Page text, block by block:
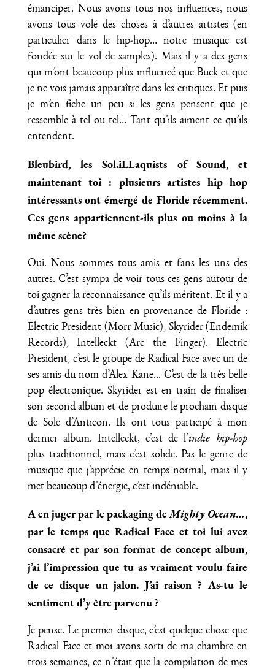
émanciper. Nous avons tous nos influences, nous
avons tous volé des choses à d’autres artistes (en
particulier dans le hip-hop… notre musique est
fondée sur le vol de samples). Mais il y a des gens
qui m’ont beaucoup plus influencé que Buck et que
je ne vois jamais apparaître dans les critiques. Et puis
je m’en fiche un peu si les gens pensent que je
ressemble à tel ou tel… Tant qu’ils aiment ce qu’ils
entendent.
Bleubird, les Sol.iLLaquists of Sound, et
maintenant toi : plusieurs artistes hip hop
intéressants ont émergé de Floride récemment.
Ces gens appartiennent-ils plus ou moins à la
même scène?
Oui. Nous sommes tous amis et fans les uns des
autres. C’est sympa de voir tous ces gens autour de
toi gagner la reconnaissance qu’ils méritent. Et il y a
d’autres gens très bien en provenance de Floride :
Electric President (Morr Music), Skyrider (Endemik
Records), Intelleckt (Arc the Finger). Electric
President, c’est le groupe de Radical Face avec un de
ses amis du nom d’Alex Kane... C’est de la très belle
pop électronique. Skyrider est en train de finaliser
son second album et de produire le prochain disque
de Sole d’Anticon. Ils ont tous participé à mon
dernier album. Intelleckt, c’est de l’indie hip-hop
plus traditionnel, mais c’est solide. Pas le genre de
musique que j’apprécie en temps normal, mais il y
met beaucoup d’énergie, c’est indéniable.
A en juger par le packaging deMighty Ocean…,
par le temps que Radical Face et toi lui avez
consacré et par son format de concept album,
j’ai l’impression que tu as vraiment voulu faire
de ce disque un jalon. J’ai raison ? As-tu le
sentiment d’y être parvenu ?
Je pense. Le premier disque, c’est quelque chose que
Radical Face et moi avons sorti de ma chambre en
trois semaines, ce n’était que la compilation de mes